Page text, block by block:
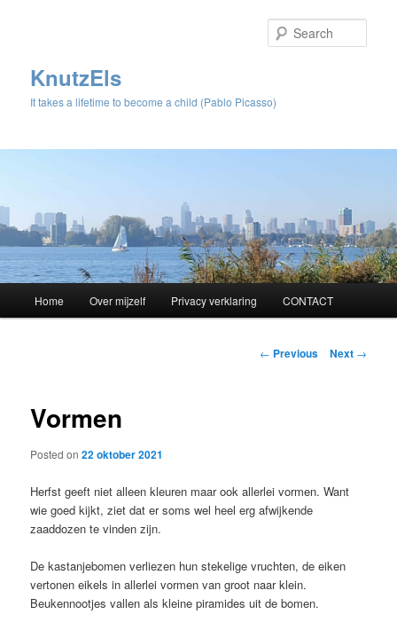
KnutzEls
It takes a lifetime to become a child (Pablo Picasso)
Skip
content
Home Over mijzelf Privacy verklaring CONTACT
Post
← Previous Next →
Vormen
Posted on22 oktober 2021
Herfst geeft niet alleen kleuren maar ook allerlei vormen. Want
wie goed kijkt, ziet dat er soms wel heel erg afwijkende
zaaddozen te vinden zijn.
De kastanjebomen verliezen hun stekelige vruchten, de eiken
vertonen eikels in allerlei vormen van groot naar klein.
Beukennootjes vallen als kleine piramides uit de bomen.